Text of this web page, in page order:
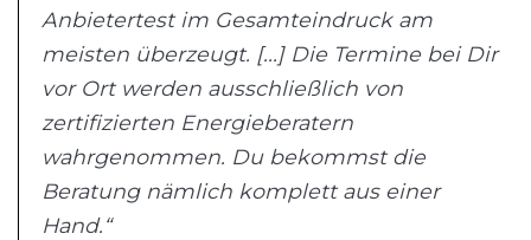
Anbietertest im Gesamteindruck am
meisten überzeugt. [...] Die Termine bei Dir
vor Ort werden ausschließlich von
zertifizierten Energieberatern
wahrgenommen. Du bekommst die
Beratung nämlich komplett aus einer
Hand.“